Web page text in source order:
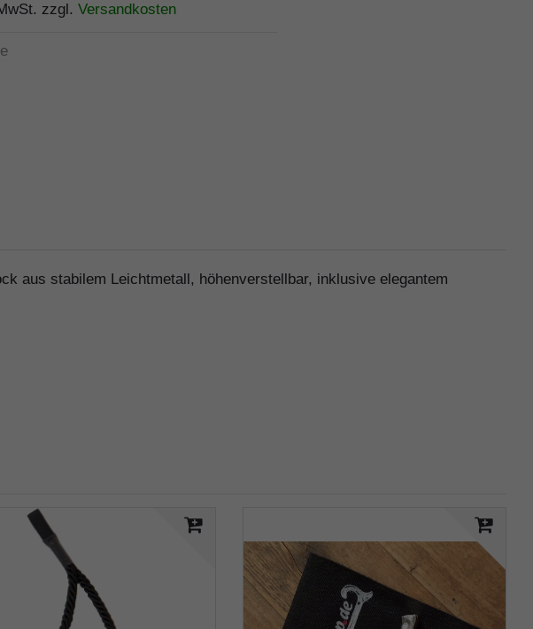
zzgl. Versandkosten
aus stabilem Leichtmetall, höhenverstellbar, inklusive elegantem